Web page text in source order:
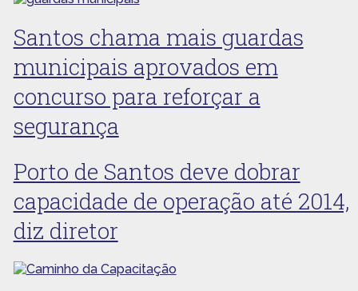
Santos chama mais guardas
municipais aprovados em
concurso para reforçar a
segurança
Porto de Santos deve dobrar
capacidade de operação até 2014,
diz diretor